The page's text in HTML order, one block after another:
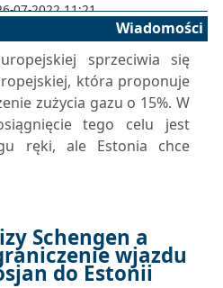
07-2022 11:21
Wiadomości
sprzeciwia się
która proponuje
zużycia gazu o 15%. W
tego celu jest
ręki, ale Estonia chce
Schengen a
wjazdu
do Estonii